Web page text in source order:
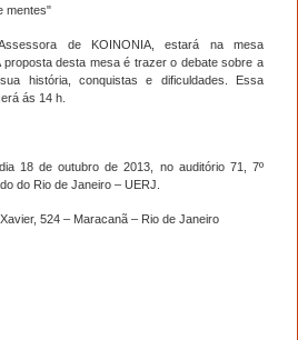
mentes"
de KOINONIA, estará na mesa
proposta desta mesa é trazer o debate sobre a
história, conquistas e dificuldades. Essa
ás 14 h.
18 de outubro de 2013, no auditório 71, 7º
do Rio de Janeiro – UERJ.
524 – Maracanã – Rio de Janeiro